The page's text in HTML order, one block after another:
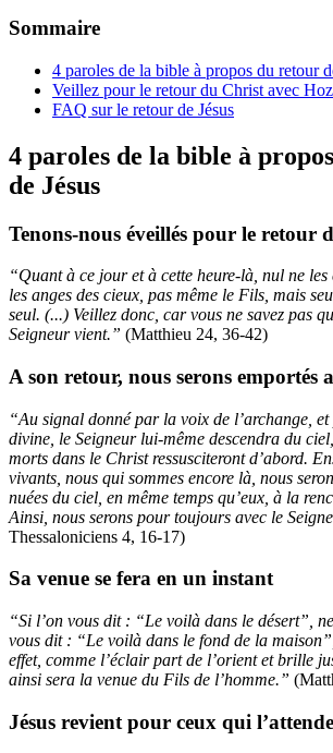
Sommaire
4 paroles de la bible à propos du retour
Veillez pour le retour du Christ avec
FAQ sur le retour de Jésus
4 paroles de la bible à
de Jésus
Tenons-nous éveillés pour le retour
“Quant à ce jour et à cette heure-là, nul ne
les anges des cieux, pas même le Fils, mais
seul. (...) Veillez donc, car vous ne savez pas
Seigneur vient.” (Matthieu 24, 36-42)
A son retour, nous serons emportés
“Au signal donné par la voix de l’archange,
divine, le Seigneur lui-même descendra du
morts dans le Christ ressusciteront d’abord.
vivants, nous qui sommes encore là, nous
nuées du ciel, en même temps qu’eux, à la
Ainsi, nous serons pour toujours avec le
Thessaloniciens 4, 16-17)
Sa venue se fera en un instant
“Si l’on vous dit : “Le voilà dans le désert”,
vous dit : “Le voilà dans le fond de la
effet, comme l’éclair part de l’orient et brille
ainsi sera la venue du Fils de l’homme.”
Jésus revient pour ceux qui